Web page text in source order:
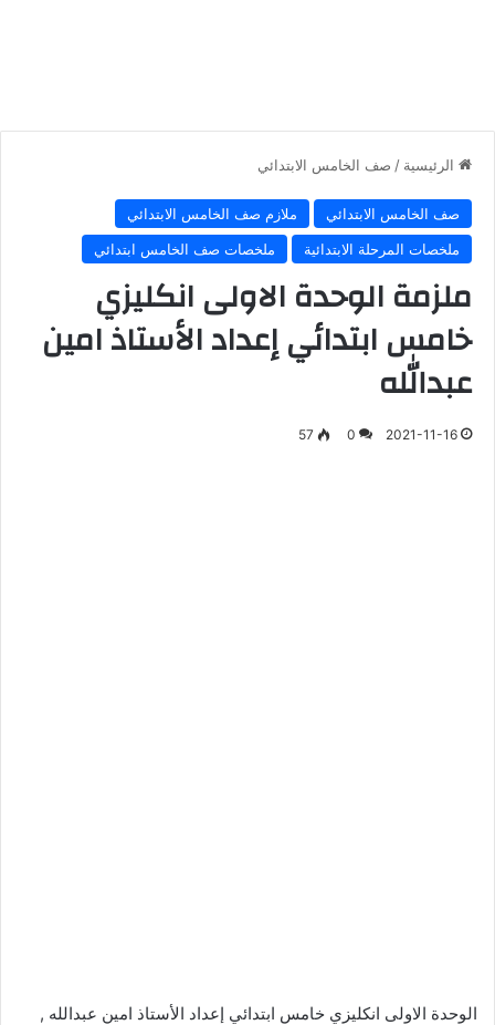
الرئيسية / صف الخامس الابتدائي
صف الخامس الابتدائي
ملازم صف الخامس الابتدائي
ملخصات المرحلة الابتدائية
ملخصات صف الخامس ابتدائي
ملزمة الوحدة الاولى انكليزي
خامس ابتدائي إعداد الأستاذ امين
عبدالله
2021-11-16
0
57
الوحدة الاولى انكليزي خامس ابتدائي إعداد الأستاذ امين عبدالله ,